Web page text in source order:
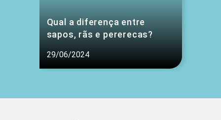
Qual a diferença entre
sapos, rãs e pererecas?
29/06/2024